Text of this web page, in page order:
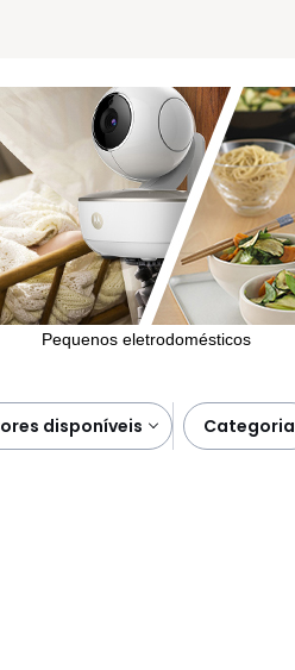
Pequenos eletrodomésticos
cores disponíveis categoria